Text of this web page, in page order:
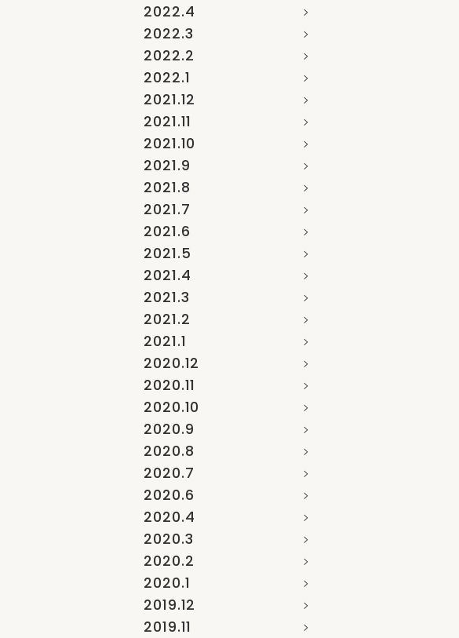
2022.4
2022.3
2022.2
2022.1
2021.12
2021.11
2021.10
2021.9
2021.8
2021.7
2021.6
2021.5
2021.4
2021.3
2021.2
2021.1
2020.12
2020.11
2020.10
2020.9
2020.8
2020.7
2020.6
2020.4
2020.3
2020.2
2020.1
2019.12
2019.11